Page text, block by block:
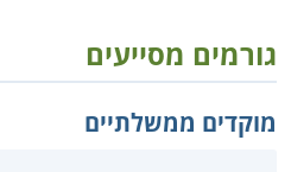
גורמים מסייעים
מוקדים ממשלתיים